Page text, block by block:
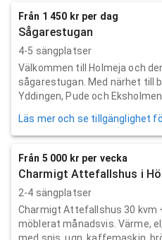
Från 1 450 kr per dag
Sågarestugan
4-5 sängplatser
Välkommen till Holmeja och
sågarestugan. Med närhet till
Yddingen, Pude och
Läs mer och se tillgänglighet
Från 5 000 kr per vecka
Charmigt Attefallshus i
2-4 sängplatser
Charmigt Attefallshus 30 kvm
möblerat månadsvis. Värme,
med spis, ugn, kaffemaskin,